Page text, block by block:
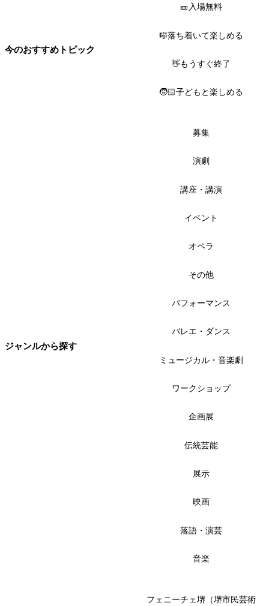
今のおすすめトピック
🎫入場無料
🎼落ち着いて楽しめる
👋もうすぐ終了
🧒🏻子どもと楽しめる
ジャンルから探す
募集
演劇
講座・講演
イベント
オペラ
その他
パフォーマンス
バレエ・ダンス
ミュージカル・音楽劇
ワークショップ
企画展
伝統芸能
展示
映画
落語・演芸
音楽
フェニーチェ堺（堺市民芸術